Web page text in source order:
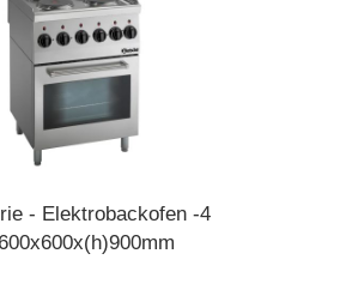
- Elektrobackofen -4